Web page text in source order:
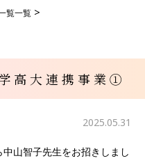
覧一覧
高大連携事業①
2025.05.31
山智子先生をお招きしまし